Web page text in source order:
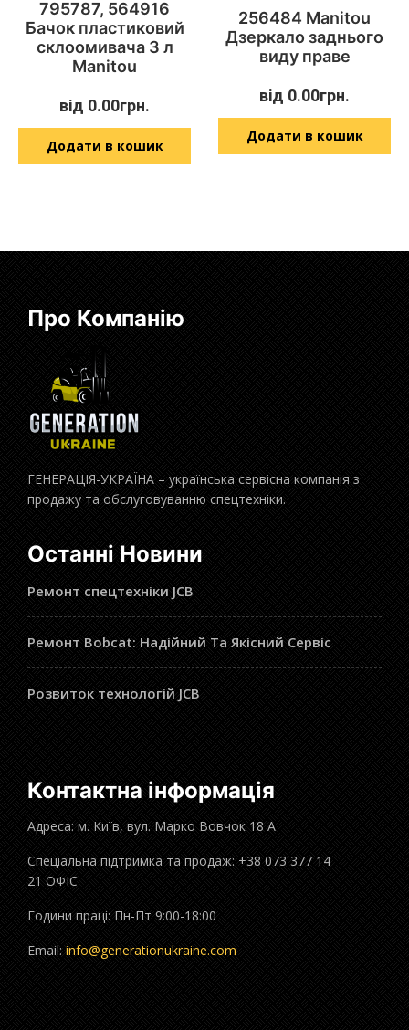
795787, 564916
Бачок пластиковий
склоомивача 3 л
Manitou
від 0.00грн.
Додати в кошик
256484 Manitou
Дзеркало заднього
виду праве
від 0.00грн.
Додати в кошик
Про Компанію
ГЕНЕРАЦІЯ-УКРАЇНА – українська сервісна компанія з
продажу та обслуговуванню спецтехніки.
Останні Новини
Ремонт спецтехніки JCB
Ремонт Bobcat: Надійний Та Якісний Сервіс
Розвиток технологій JCB
Контактна інформація
Адреса: м. Київ, вул. Марко Вовчок 18 А
Спеціальна підтримка та продаж: +38 073 377 14
21 ОФІС
Години праці: Пн-Пт 9:00-18:00
Email: info@generationukraine.com